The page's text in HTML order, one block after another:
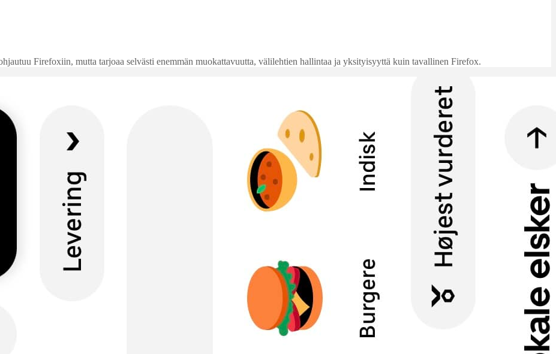
Firefoxiin, mutta tarjoaa selvästi enemmän muokattavuutta, välilehtien hallintaa ja yksityisyyttä kuin tavallinen Firefox.